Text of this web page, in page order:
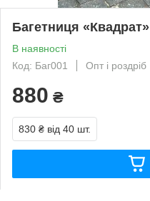
Багетниця «Квадрат»
В наявності
Код: Баг001
Опт і роздріб
880 ₴
830 ₴ від 40 шт.